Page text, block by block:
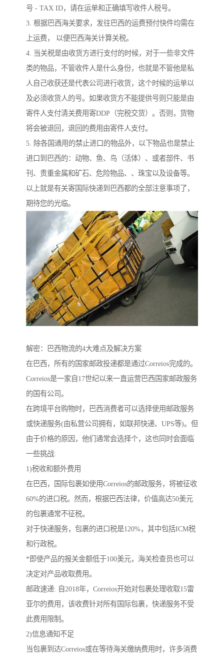
号 - TAX ID，请在运单和正确填写收件人税号。
3. 根据巴西海关要求，发往巴西的运费预付快件均需在
上运费， 以便巴西海关计算关税。
4. 当关税是由收货方进行支付的时候，对于一些非文件
类的物品，不管收件人是什么身份，也就是不管他是私
人自己收获还是代表公司进行收货，这个时候的运单以
及必须收货人的号。如果收货方不能提供号则只能是由
寄件人支付清关费用寄DDP（完税交货）。否则，货物
将会被退回，退回的费用由寄件人支付。
5. 除各国通用的禁止进口的物品外，以下物品也是禁止
进口到巴西的：动物、鱼、鸟（活体）、或者部件、书
刊、贵重金属和矿石、危险物品、、珠宝以及设备等。
以上就是有关寄国际快递到巴西都的全部注意事项了，
期待您的光临。
解密：巴西物流的4大难点及解决方案
在巴西，所有的国家邮政投递都是通过Correios完成的。
Correios是一家自17世纪以来一直运营巴西国家邮政服务
的国有公司。
在跨境平台购物时，巴西消费者可以选择使用邮政服务
或快递服务(由私营公司拥有，如联邦快递、UPS等)。但
由于价格的原因，他们通常会选择个，这也同时会面临
一些挑战:
1)税收和额外费用
在巴西，国际包裹如使用Correios的邮政服务，将被征收
60%的进口税。然而，根据巴西法律，价值高达50美元
的包裹通常不征税。
对于快递服务，包裹的进口税是120%，其中包括ICM税
和行政税。
*即使产品的报关金额低于100美元，海关检查员也可以
决定对产品收取费用。
邮政速递: 自2018年，Correios开始对包裹处理收取15雷
亚尔的费用，该收费针对所有国际包裹，快递服务不受
此费用限制。
2)信息通知不足
当包裹到达Correios或在等待海关缴纳费用时，许多消费